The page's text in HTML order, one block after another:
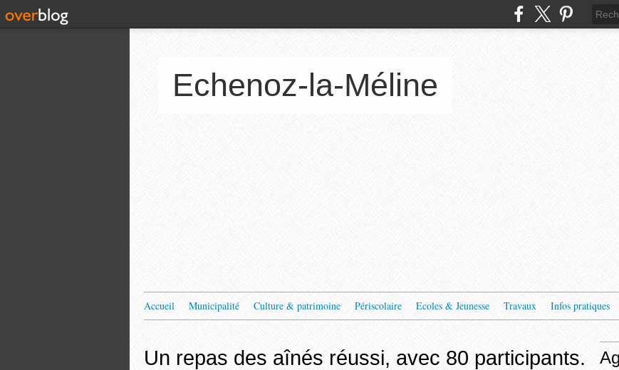
Echenoz-la-Méline
Accueil Municipalité Culture & patrimoine Périscolaire Ecoles & Jeunesse Travaux Infos pratiques
Un repas des aînés réussi, avec 80 participants.